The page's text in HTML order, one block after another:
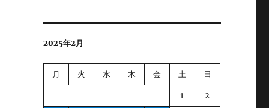
2025年2月
月 火 水 木 金 土 日
1 2